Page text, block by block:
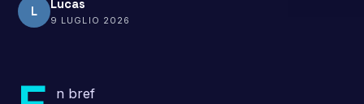
L Lucas
9 LUGLIO 2026
n bref